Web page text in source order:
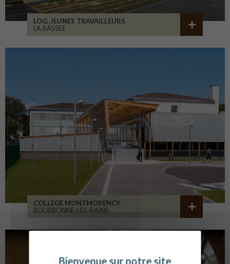
LOG. JEUNES TRAVAILLEURS
LA BASSEE
COLLÈGE MONTMORENCY
BOURBONNE-LES-BAINS